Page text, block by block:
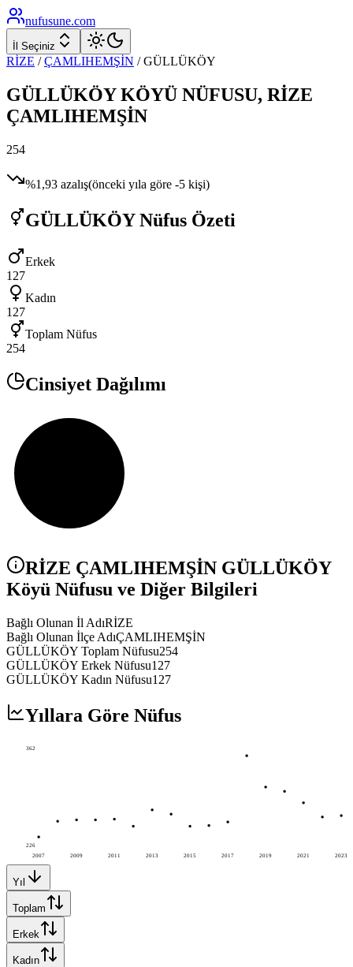
nufusune.com
İl Seçiniz
RİZE / ÇAMLIHEMŞİN /GÜLLÜKÖY
GÜLLÜKÖYKÖYÜ NÜFUSU, RİZE
ÇAMLIHEMŞİN
254
%1,93 azalış(önceki yıla göre -5 kişi)
GÜLLÜKÖYNüfus Özeti
Erkek
127
Kadın
127
Toplam Nüfus
254
Cinsiyet Dağılımı
RİZE ÇAMLIHEMŞİN GÜLLÜKÖY
Köyü Nüfusu ve Diğer Bilgileri
Bağlı Olunan İl AdıRİZE
Bağlı Olunan İlçe AdıÇAMLIHEMŞİN
GÜLLÜKÖY Toplam Nüfusu254
GÜLLÜKÖY Erkek Nüfusu127
GÜLLÜKÖY Kadın Nüfusu127
Yıllara Göre Nüfus
2007 2009 2011 2013 2015 2017 2019 2021 2023
362
226
Yıl
Toplam
Erkek
Kadın